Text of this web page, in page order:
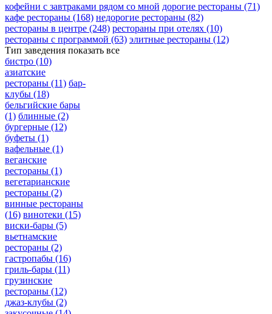
кофейни с завтраками рядом со мной дорогие рестораны (71)
кафе рестораны (168) недорогие рестораны (82)
рестораны в центре (248) рестораны при отелях (10)
рестораны с программой (63) элитные рестораны (12)
Тип заведения показать все
бистро (10)
азиатские
рестораны (11) бар-
клубы (18)
бельгийские бары
(1) блинные (2)
бургерные (12)
буфеты (1)
вафельные (1)
веганские
рестораны (1)
вегетарианские
рестораны (2)
винные рестораны
(16) винотеки (15)
виски-бары (5)
вьетнамские
рестораны (2)
гастропабы (16)
гриль-бары (11)
грузинские
рестораны (12)
джаз-клубы (2)